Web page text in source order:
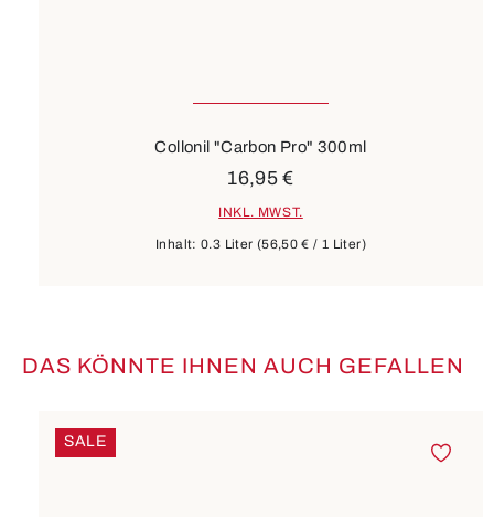
Collonil "Carbon Pro" 300ml
Inhalt:0.3 Liter (56,50 € / 1 Liter)
16,95 €
INKL. MWST.
Produktgalerie überspringen
DAS KÖNNTE IHNEN AUCH GEFALLEN
SALE